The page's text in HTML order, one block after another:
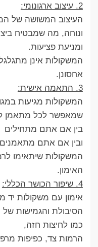
2. עיצוב ארגונומי:
העיצוב המשושה של
ונוחה, מה שמבטיח
ומניעת פציעות.
המשקולות אינן
אחסונן.
3. התאמה אישית:
המשקולות מגיעות
שמאפשר לכל מתאמן
בין אם אתם מתחילים
ובין אם אתם
המשקולות שיתאימו
האימון.
4. שיפור הכושר הכללי:
אימון עם משקולות
הסיבולת והגמישות של
כמו לחיצות חזה,
הרמות צד, כפיפות